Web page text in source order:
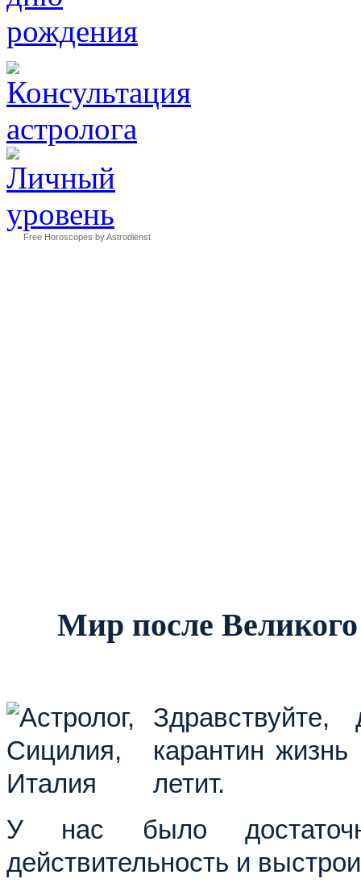
Free Horoscopes by Astrodienst
Мир после
карантин
летит.
У нас было
действительность и